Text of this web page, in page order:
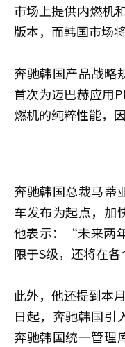
市场上提供内燃机
版本，而韩国市场
奔驰韩国产品战略
首次为迈巴赫应用
燃机的纯粹性能，
奔驰韩国总裁马
车发布为起点，加
他表示：“未来两
限于S级，还将在
此外，他还提到本
日起，奔驰韩国
奔驰韩国统一管理